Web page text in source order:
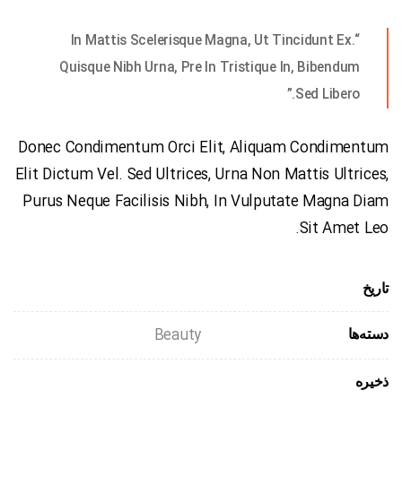
“In Mattis Scelerisque Magna, Ut Tincidunt Ex.
Quisque Nibh Urna, Pre In Tristique In, Bibendum
Sed Libero.”
Donec Condimentum Orci Elit, Aliquam Condimentum
Elit Dictum Vel. Sed Ultrices, Urna Non Mattis Ultrices,
Purus Neque Facilisis Nibh, In Vulputate Magna Diam
Sit Amet Leo.
تاریخ
دسته‌ها Beauty
ذخیره